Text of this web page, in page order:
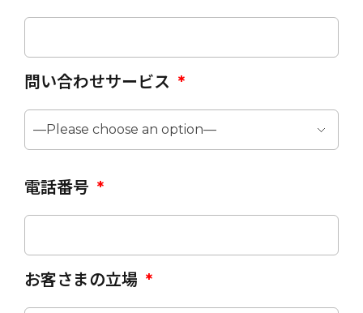
問い合わせサービス *
電話番号 *
お客さまの立場 *